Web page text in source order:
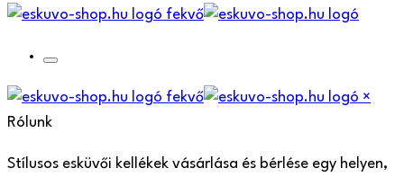
×
Rólunk
Stílusos esküvői kellékek vásárlása és bérlése egy helyen,